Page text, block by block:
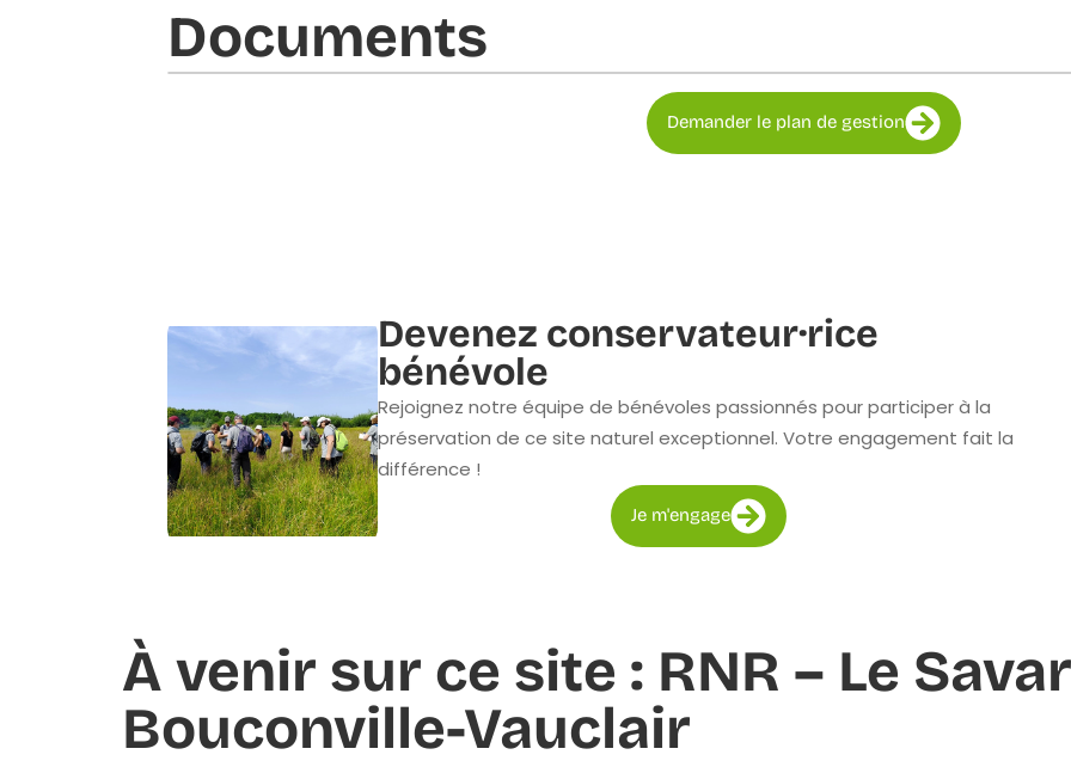
Documents​
Demander le plan de gestion
Devenez conservateur·rice
bénévole
Rejoignez notre équipe de bénévoles passionnés pour participer à la
préservation de ce site naturel exceptionnel. Votre engagement fait la
différence !
Je m'engage
À venir sur ce site : RNR – Le
Bouconville-Vauclair